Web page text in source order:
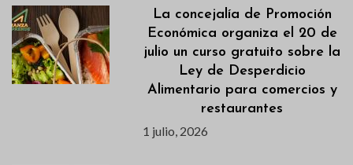
La concejalía de Promoción
Económica organiza el 20 de
julio un curso gratuito sobre la
Ley de Desperdicio
Alimentario para comercios y
restaurantes
1 julio, 2026